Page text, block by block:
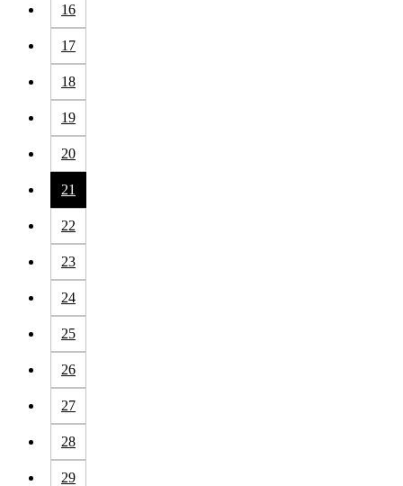
16
17
18
19
20
21
22
23
24
25
26
27
28
29